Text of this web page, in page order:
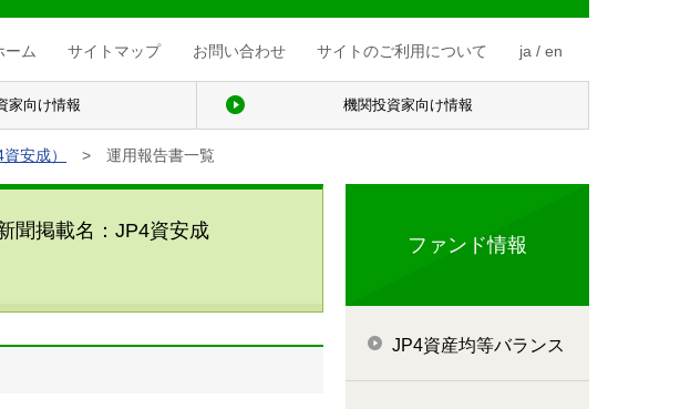
ーム サイトマップ お問い合わせ サイトのご利用について ja / en
家向け情報 機関投資家向け情報
安成） > 運用報告書一覧
聞掲載名：JP4資安成
ファンド情報
JP4資産均等バランス